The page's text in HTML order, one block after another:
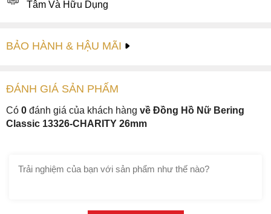
Tâm Và Hữu Dụng
BẢO HÀNH & HẬU MÃI
ĐÁNH GIÁ SẢN PHẤM
Có 0 đánh giá của khách hàng về Đồng Hồ Nữ Bering
Classic 13326-CHARITY 26mm